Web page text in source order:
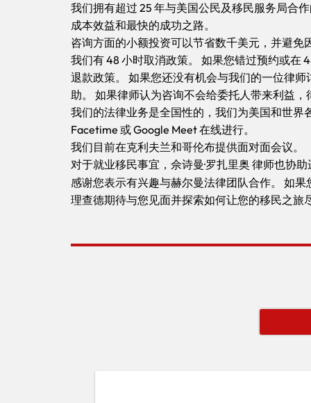
我们拥有超过 25 年与美国公民及移民服务局合
成本效益和最快的成功之路。
咨询方面的小额投资可以节省数千美元，并避免
我们有 48 小时取消政策。 如果您错过预约或在
退款政策。 如果您还没有机会与我们的一位律
助。 如果律师认为咨询不会给委托人带来利益
我们的法律业务是全国性的，我们为美国和世界
Facetime 或 Google Meet 在线进行。
我们目前在克利夫兰和哥伦布提供面对面会议。
对于就业移民事宜，佘诗曼·罗扎里奥 律师也协助
感谢您表示有兴趣与赫尔曼法律团队合作。 如
理查德期待与您见面并探索如何让您的移民之旅